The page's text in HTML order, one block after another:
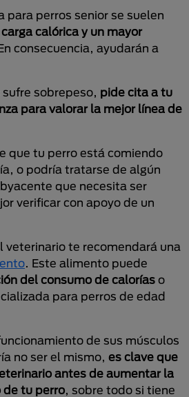
para perros senior se suelen
calórica y un mayor
consecuencia, ayudarán a
sobrepeso, pide cita a tu
para valorar la mejor línea de
que tu perro está comiendo
o podría tratarse de algún
que necesita ser
verificar con apoyo de un
veterinario te recomendará una
. Este alimento puede
del consumo de calorías o
para perros de edad
de sus músculos
no ser el mismo, es clave que
antes de aumentar la
de tu perro, sobre todo si tiene